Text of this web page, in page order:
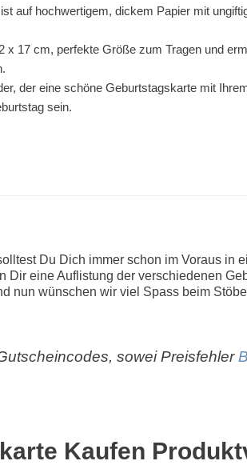
auf hochwertigem, dickem Papier mit
x 17 cm, perfekte Größe zum Tragen und
der eine schöne Geburtstagskarte mit
sein.
Du Dich immer schon im Voraus in
eine Auflistung der verschiedenen
nun wünschen wir viel Spass beim
sowei Preisfehler
Kaufen